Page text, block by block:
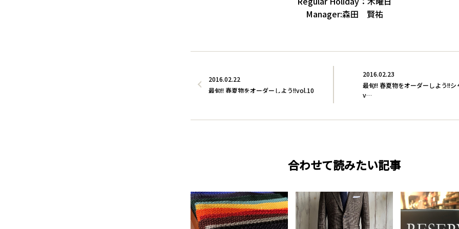
Manager:森田 賢祐
2016.02.23
最旬!! 春夏物をオーダーしよう!!シ
v…
2016.02.22
最旬!! 春夏物をオーダーしよう!!vol.10
合わせて読みたい記事